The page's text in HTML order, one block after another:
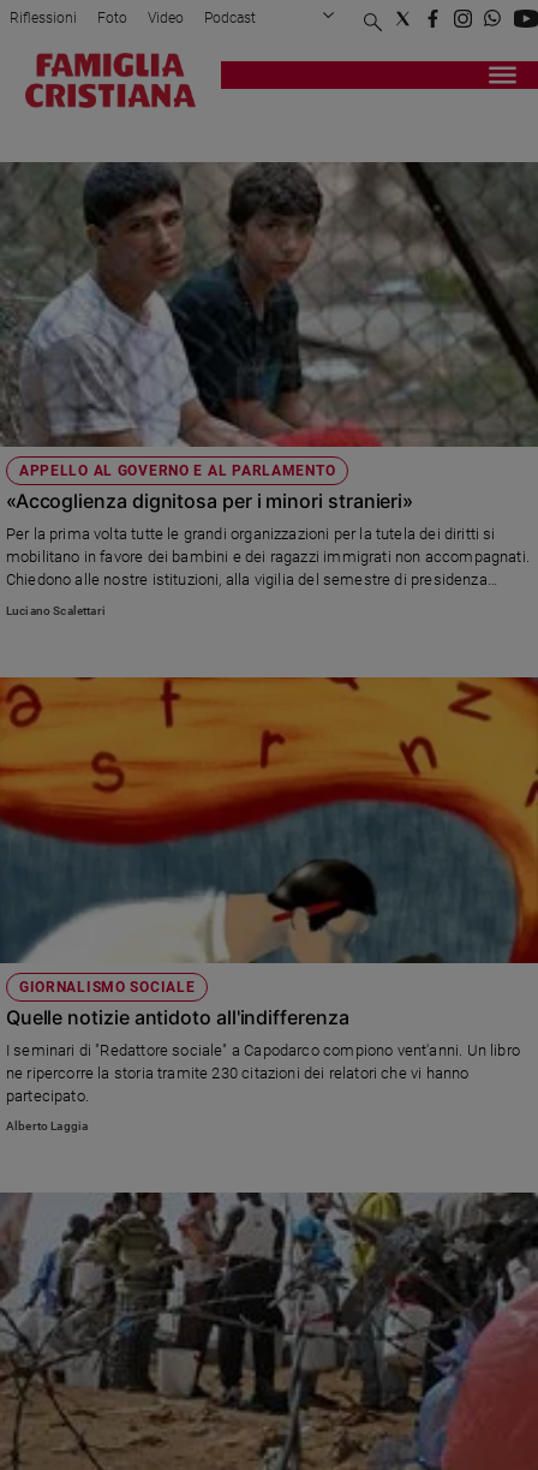
Attualità
Politica
Legalità
giustizia
Interviste
Papa
Papa
Chiesa
Chiesa
Santi
e
fede
Parola
del
giorno
Società
e
valori
Ambiente
Diritti
Aziende
valore
Caso
della
settimana
Migranti
Diversità
Riflessioni Foto Video Podcast
Privacy Policy Chi siamo
Registrati Redazione
APPELLO AL GOVERNO E AL PARLAMENTO
«Accoglienza dignitosa per i minori stranieri»
Per la prima volta tutte le grandi organizzazioni per la tutela dei diritti si
mobilitano in favore dei bambini e dei ragazzi immigrati non accompagnati.
Chiedono alle nostre istituzioni, alla vigilia del semestre di presidenza
italiana all'Unione Europea, un atto di responsabilità, che metta fine
Luciano Scalettari
GIORNALISMO SOCIALE
Quelle notizie antidoto all'indifferenza
I seminari di "Redattore sociale" a Capodarco compiono vent'anni. Un libro
ne ripercorre la storia tramite 230 citazioni dei relatori che vi hanno
partecipato.
Alberto Laggia